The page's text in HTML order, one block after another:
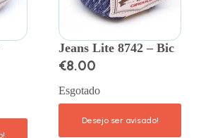
Jeans Lite 8742 – Bic
€8.00
Esgotado